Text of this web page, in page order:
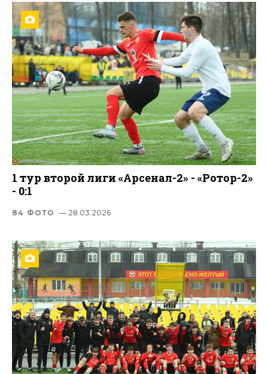
1 тур второй лиги «Арсенал-2» - «Ротор-2»
- 0:1
84 ФОТО — 28.03.2026